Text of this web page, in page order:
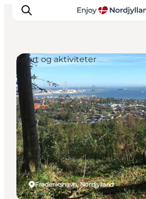
Oplevelser og aktiviteter
Planlæg din tur
Byer og steder
Guides
Det sker
For børn
Frederikshavn, Nordjylland
Sport og aktiviteter